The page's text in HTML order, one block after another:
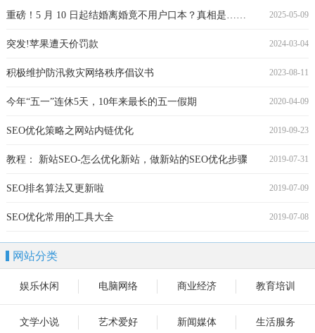
2025-05-09
重磅！5 月 10 日起结婚离婚竟不用户口本？真相是……
2024-03-04
突发!苹果遭天价罚款
2023-08-11
积极维护防汛救灾网络秩序倡议书
2020-04-09
今年“五一”连休5天，10年来最长的五一假期
2019-09-23
SEO优化策略之网站内链优化
2019-07-31
教程： 新站SEO-怎么优化新站，做新站的SEO优化步骤
2019-07-09
SEO排名算法又更新啦
2019-07-08
SEO优化常用的工具大全
网站分类
娱乐休闲 电脑网络 商业经济 教育培训
文学小说 艺术爱好 新闻媒体 生活服务